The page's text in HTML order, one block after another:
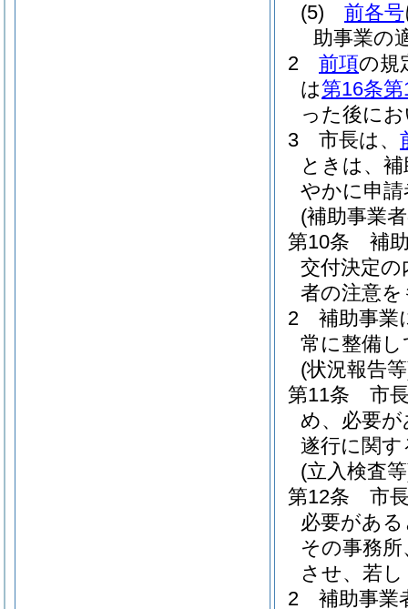
(5)
前各号
助事業の
2
前項の規
は第16条第
った後に
3
市長は、
ときは、
やかに申
(補助事業
第10条
補
交付決定
者の注意
2
補助事業
常に整備
(状況報告
第11条
市
め、必要
遂行に関
(立入検査
第12条
市
必要があ
その事務
させ、若
2
補助事業